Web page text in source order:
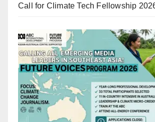
Call for Climate Tech Fellowship